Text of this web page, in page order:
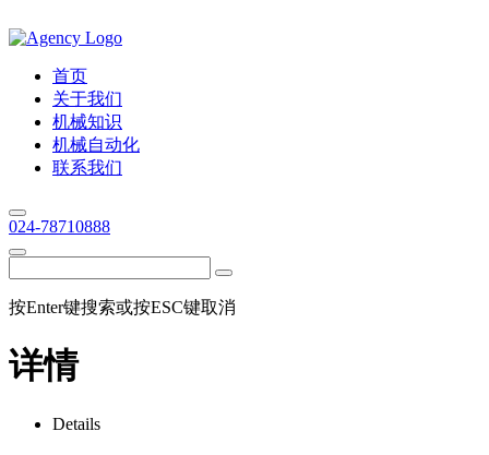
首页
关于我们
机械知识
机械自动化
联系我们
024-78710888
按Enter键搜索或按ESC键取消
详情
Details